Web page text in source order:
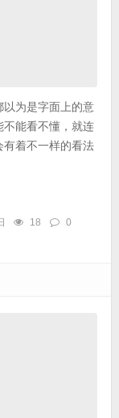
为是字面上的意
能看不懂，就连
着不一样的看法
18
0